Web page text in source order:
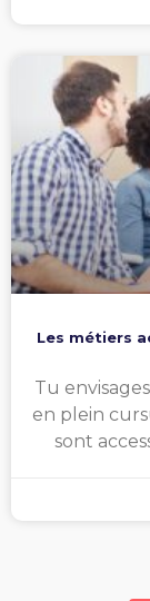
Les métiers
Tu
en plein
sont